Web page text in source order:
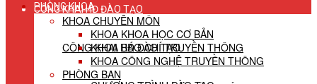
CÔNG KHAI HĐ ĐÀO TẠO
CÔNG KHAI HĐ ĐÀO TẠO
PHÒNG KHOA
KHOA CHUYÊN MÔN
KHOA KHOA HỌC CƠ BẢN
KHOA BÁO CHÍ TRUYỀN THÔNG
KHOA CÔNG NGHỆ TRUYỀN THÔNG
PHÒNG BAN